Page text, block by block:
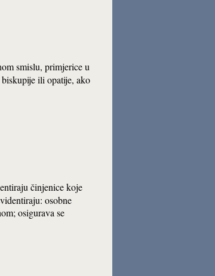
smislu, primjerice u
ili opatije, ako
činjenice koje
osobne
osigurava se